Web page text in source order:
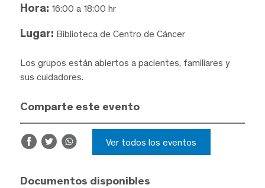
Hora: 16:00 a 18:00 hr
Lugar: Biblioteca de Centro de Cáncer
Los grupos están abiertos a pacientes, familiares y
sus cuidadores.
Comparte este evento
Ver todos los eventos
Documentos disponibles